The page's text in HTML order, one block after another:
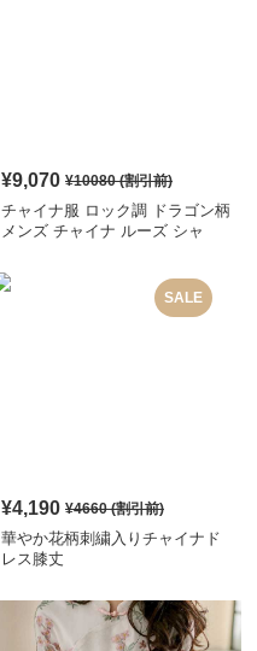
¥9,070 ¥10080(割引前)
チャイナ服 ロック調 ドラゴン柄
メンズ チャイナ ルーズ シャ
SALE
¥4,190 ¥4660(割引前)
華やか花柄刺繍入りチャイナド
レス膝丈